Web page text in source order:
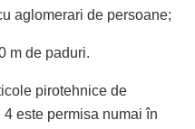
aglomerari de persoane;
m de paduri.
pirotehnice de
este permisa numai în